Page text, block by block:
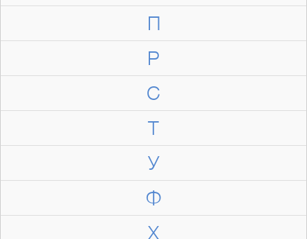
П
Р
С
Т
У
Ф
Х